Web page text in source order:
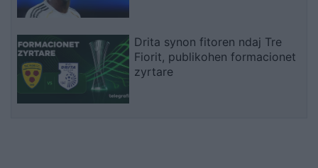
Drita synon fitoren ndaj Tre
Fiorit, publikohen formacionet
zyrtare